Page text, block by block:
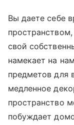
Вы даете себе
свой
намекает на
предметов для
медленное
пространство
побуждает